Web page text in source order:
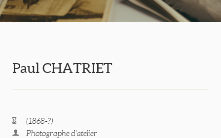
Paul CHATRIET
(1868-?)
Photographe d'atelier